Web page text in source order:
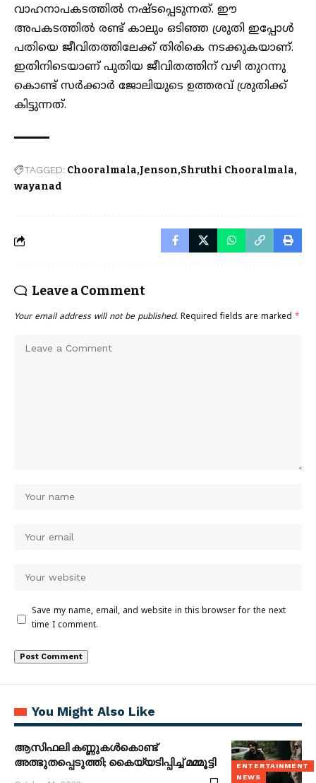
വാഹനാപകടത്തിൽ നഷ്ടപ്പെടുന്നത്. ഈ
അപകടത്തിൽ രണ്ട് കാലും ഒടിഞ്ഞ ശ്രുതി ഇപ്പോൾ
പതിയെ ജീവിതത്തിലേക്ക് തിരികെ നടക്കുകയാണ്.
ഇതിനിടെയാണ് പുതിയ ജീവിതത്തിന് വഴി തുറന്നു
കൊണ്ട് സർക്കാർ ജോലിയുടെ ഉത്തരവ് ശ്രുതിക്ക്
കിട്ടുന്നത്.
TAGGED: Chooralmala Jenson Shruthi Chooralmala
wayanad
Leave a Comment
Your email address will not be published. Required fields are marked *
Save my name, email, and website in this browser for the next
time I comment.
You Might Also Like
ENTERTAINMENT
NEWS
ആസിഫലി കണ്ണുകൾകൊണ്ട്
അത്ഭുതപ്പെടുത്തി; കൈയ്യടിപ്പിച്ച് മമ്മൂട്ടി